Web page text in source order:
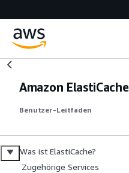
Amazon ElastiCache
Benutzer-Leitfaden
Was ist ElastiCache?
Zugehörige Services